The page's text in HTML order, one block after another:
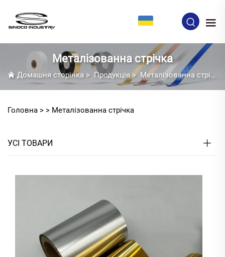
Металізованна стрічка
Домашня сторінка > Продукція>Металізованна стрічка
Головна > > Металізованна стрічка
УСІ ТОВАРИ